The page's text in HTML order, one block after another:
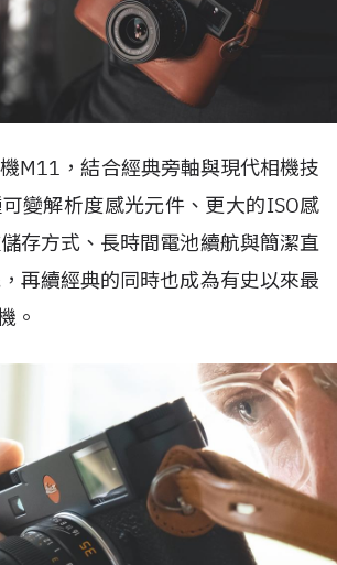
M11，結合經典旁軸與現代相機技
變解析度感光元件、更大的ISO感
存方式、長時間電池續航與簡潔直
再續經典的同時也成為有史以來最
。